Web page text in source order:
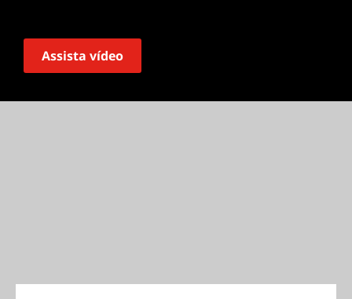
Assista vídeo